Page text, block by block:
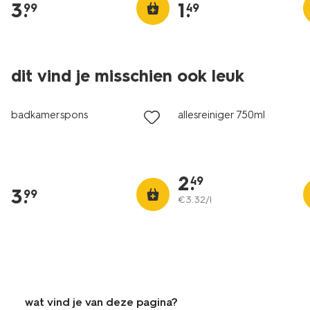
3.
99 1.
49
dit vind je misschien ook leuk
1+1 gratis
badkamerspons
3.
99
1+1 gratis
allesreiniger 750ml
2.
49
€3.32/l
wat vind je van deze pagina?